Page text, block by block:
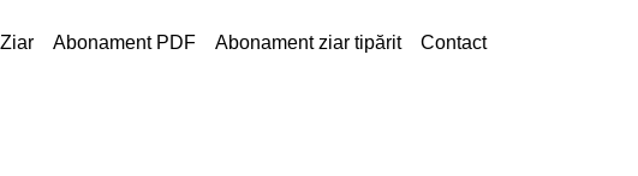
Ziar Abonament PDF Abonament ziar tipărit Contact